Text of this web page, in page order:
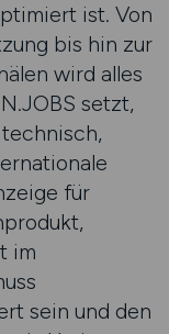
ist. Von
bis hin zur
wird alles
setzt,
für
im
sein und den